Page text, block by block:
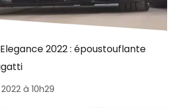
2022 : époustouflante
à 10h29